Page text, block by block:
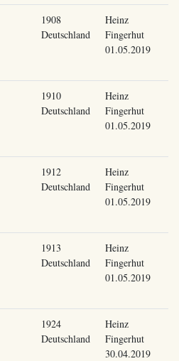
1908
Deutschland
Heinz
Fingerhut
01.05.2019
1910
Deutschland
Heinz
Fingerhut
01.05.2019
1912
Deutschland
Heinz
Fingerhut
01.05.2019
1913
Deutschland
Heinz
Fingerhut
01.05.2019
1924
Deutschland
Heinz
Fingerhut
30.04.2019